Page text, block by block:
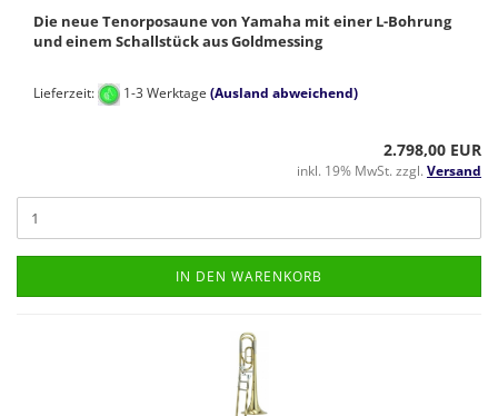
Die neue Tenorposaune von Yamaha mit einer L-Bohrung
und einem Schallstück aus Goldmessing
Lieferzeit: 1-3 Werktage (Ausland abweichend)
2.798,00 EUR
inkl. 19% MwSt. zzgl. Versand
IN DEN WARENKORB